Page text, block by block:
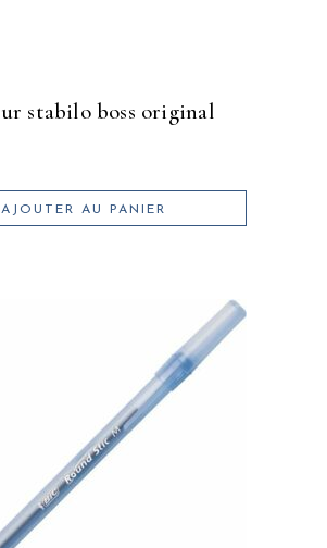
AJOUTER AU PANIER